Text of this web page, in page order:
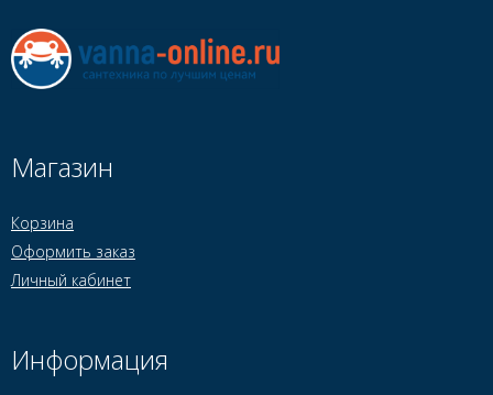
Магазин
Корзина
Оформить заказ
Личный кабинет
Информация